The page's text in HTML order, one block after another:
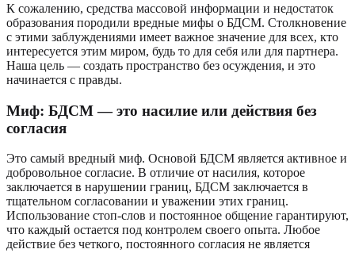
К сожалению, средства массовой информации и недостаток
образования породили вредные мифы о БДСМ. Столкновение
с этими заблуждениями имеет важное значение для всех, кто
интересуется этим миром, будь то для себя или для партнера.
Наша цель — создать пространство без осуждения, и это
начинается с правды.
Миф: БДСМ — это насилие или действия без
согласия
Это самый вредный миф. Основой БДСМ является активное и
добровольное согласие. В отличие от насилия, которое
заключается в нарушении границ, БДСМ заключается в
тщательном согласовании и уважении этих границ.
Использование стоп-слов и постоянное общение гарантируют,
что каждый остается под контролем своего опыта. Любое
действие без четкого, постоянного согласия не является